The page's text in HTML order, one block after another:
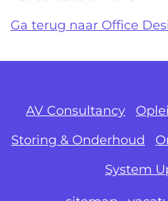
Ga terug naar Office
AV Consultancy
Storing & Onderhoud
System